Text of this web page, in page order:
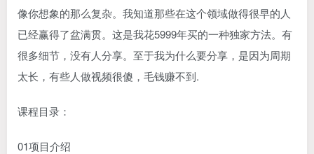
像你想象的那么复杂。我知道那些在这个领域做得很早的人
已经赢得了盆满贯。这是我花5999年买的一种独家方法。有
很多细节，没有人分享。至于我为什么要分享，是因为周期
太长，有些人做视频很傻，毛钱赚不到.
课程目录：
01项目介绍